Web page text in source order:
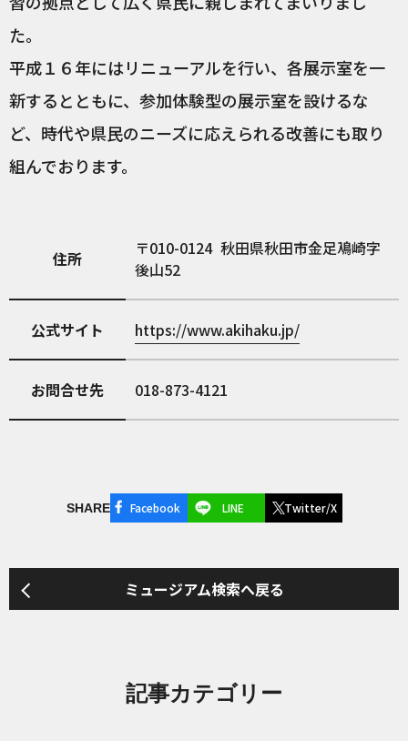
た。
平成１６年にはリニューアルを行い、各展示室を一
新するとともに、参加体験型の展示室を設けるな
ど、時代や県民のニーズに応えられる改善にも取り
組んでおります。
住所 010-0124 秋田県秋田市金足鳰崎字
後山52
公式サイト https://www.akihaku.jp/
お問合せ先 018-873-4121
SHARE Facebook LINE Twitter/X
ミュージアム検索へ戻る
記事カテゴリー